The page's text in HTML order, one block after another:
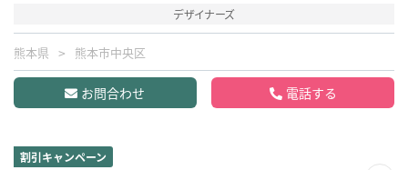
デザイナーズ
熊本県 熊本市中央区
お問合わせ 電話する
割引キャンペーン